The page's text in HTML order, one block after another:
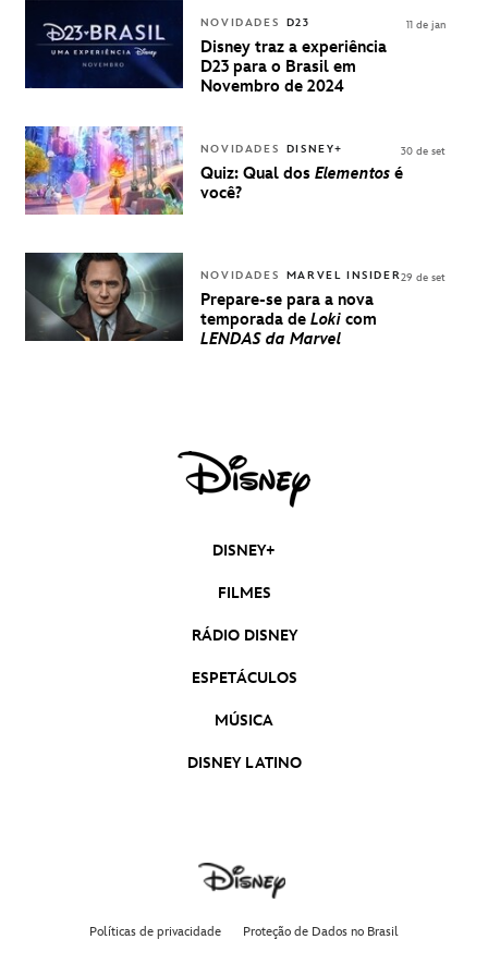
INGRESSOS
PARA A D23
BRASIL -
UMA
DISNEY
NOVIDADES D23
Disney traz a experiência
D23 para o Brasil em
Novembro de 2024
11 de jan
NOVIDADES DISNEY+
Quiz: Qual dos Elementos é
você?
30 de set
NOVIDADES MARVEL INSIDER
Prepare-se para a nova
temporada de Loki com
LENDAS da Marvel
29 de set
DISNEY+
FILMES
RÁDIO DISNEY
ESPETÁCULOS
MÚSICA
DISNEY LATINO
Políticas de privacidade Proteção de Dados no Brasil